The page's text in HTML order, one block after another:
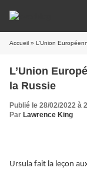
Accueil » L’Union
L’Union
la Russie
Publié le 28/02/2022 à
Par Lawrence King
Ursula fait la leçon